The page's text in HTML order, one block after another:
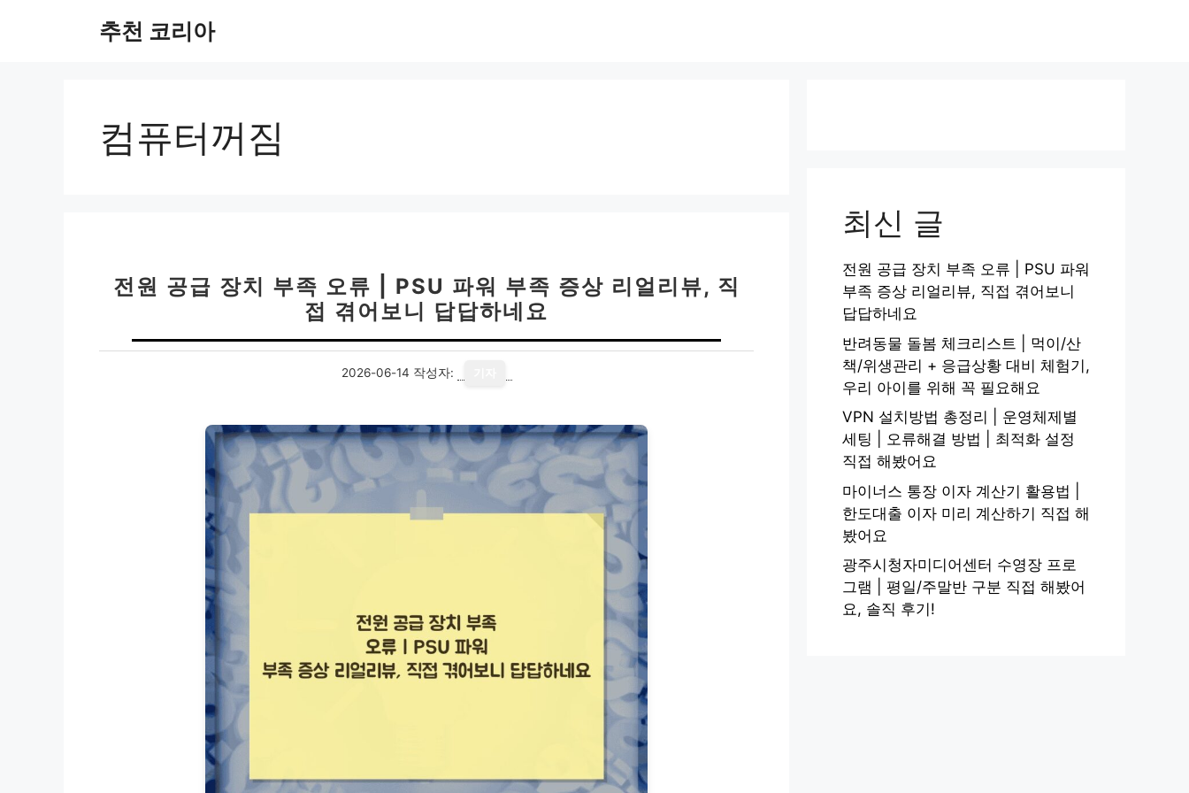
추천 코리아
컴퓨터꺼짐
전원 공급 장치 부족 오류 | PSU 파워 부족 증상 리얼리뷰, 직
접 겪어보니 답답하네요
2026-06-14 작성자:
최신 글
전원 공급 장치 부족 오류 | PSU 파워
부족 증상 리얼리뷰, 직접 겪어보니
답답하네요
반려동물 돌봄 체크리스트 | 먹이/산
책/위생관리 + 응급상황 대비 체험기,
우리 아이를 위해 꼭 필요해요
VPN 설치방법 총정리 | 운영체제별
세팅 | 오류해결 방법 | 최적화 설정
직접 해봤어요
마이너스 통장 이자 계산기 활용법 |
한도대출 이자 미리 계산하기 직접 해
봤어요
광주시청자미디어센터 수영장 프로
그램 | 평일/주말반 구분 직접 해봤어
요, 솔직 후기!